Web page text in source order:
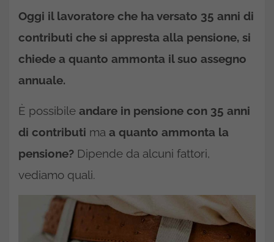
Oggi il lavoratore che ha versato 35 anni di
contributi che si appresta alla pensione, si
chiede a quanto ammonta il suo assegno
annuale.
È possibile andare in pensione con 35 anni
di contributi ma a quanto ammonta la
pensione? Dipende da alcuni fattori,
vediamo quali.